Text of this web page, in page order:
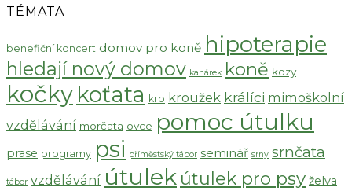
TÉMATA
benefiční koncert domov pro koně hipoterapie
hledají nový domov kanárek koně kozy
kočky koťata kro kroužek králíci mimoškolní
vzdělávání morčata ovce pomoc útulku
prase programy psi příměstský tábor seminář srny srnčata
tábor vzdělávání útulek útulek pro psy želva